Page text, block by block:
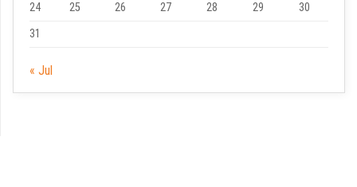
24
25 26 27 28 29
30
31
« Jul